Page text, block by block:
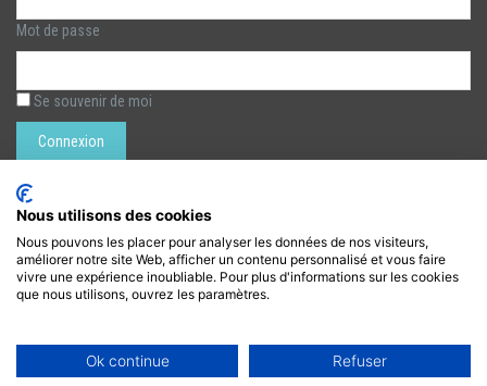
Mot de passe
Se souvenir de moi
Rechercher :
LÉZARTS DE LA BIÈVRE
https://www.lezarts-bievre.com
Nous utilisons des cookies
Nous pouvons les placer pour analyser les données de nos visiteurs,
améliorer notre site Web, afficher un contenu personnalisé et vous faire
vivre une expérience inoubliable. Pour plus d'informations sur les cookies
que nous utilisons, ouvrez les paramètres.
Ok continue Refuser